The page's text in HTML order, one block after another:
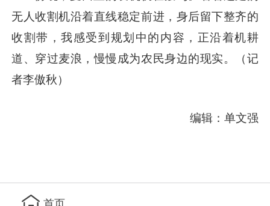
无人收割机沿着直线稳定前进，身后留下整齐的
收割带，我感受到规划中的内容，正沿着机耕
道、穿过麦浪，慢慢成为农民身边的现实。（记
者李傲秋）
编辑：单文强